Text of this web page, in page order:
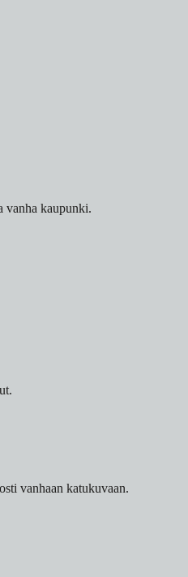
vanha kaupunki.
vanhaan katukuvaan.